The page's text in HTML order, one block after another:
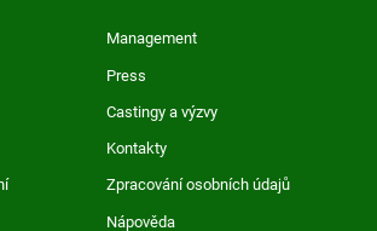
Management
Press
Castingy a výzvy
Kontakty
Zpracování osobních údajů
Nápověda